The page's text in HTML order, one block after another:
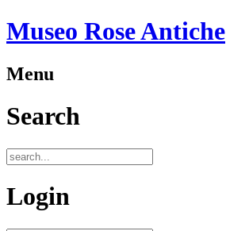
Museo Rose Antiche
Menu
Search
Login